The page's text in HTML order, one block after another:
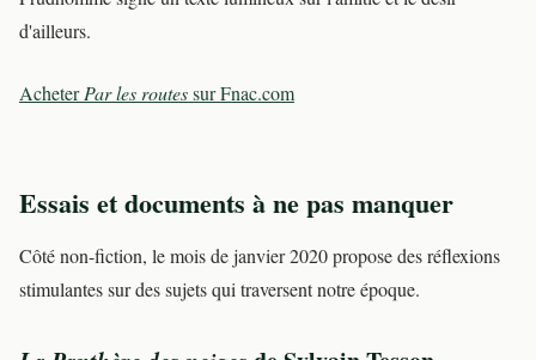
d'ailleurs.
AcheterPar les routessur Fnac.com
Essais et documents à ne pas manquer
Côté non-fiction, le mois de janvier 2020 propose des réflexions
stimulantes sur des sujets qui traversent notre époque.